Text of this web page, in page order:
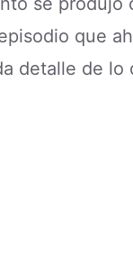
que
detalle de lo